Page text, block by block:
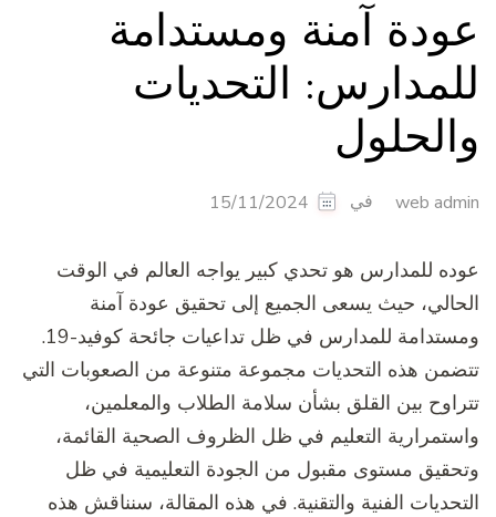
عودة آمنة ومستدامة
للمدارس: التحديات
والحلول
web admin في 15/11/2024
عوده للمدارس هو تحدي كبير يواجه العالم في الوقت
الحالي، حيث يسعى الجميع إلى تحقيق عودة آمنة
ومستدامة للمدارس في ظل تداعيات جائحة كوفيد-19.
تتضمن هذه التحديات مجموعة متنوعة من الصعوبات التي
تتراوح بين القلق بشأن سلامة الطلاب والمعلمين،
واستمرارية التعليم في ظل الظروف الصحية القائمة،
وتحقيق مستوى مقبول من الجودة التعليمية في ظل
التحديات الفنية والتقنية. في هذه المقالة، سنناقش هذه